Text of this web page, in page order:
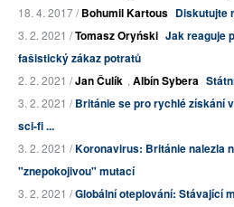
18. 4. 2017 /Bohumil Kartous Diskutujte
3. 2. 2021 /Tomasz Oryński Jak reaguje
fašistický zákaz potratů
2. 2. 2021 /Jan Čulík , Albín Sybera
3. 2. 2021 /Británie se pro rychlé získání
sci-fi ...
3. 2. 2021 /Koronavirus: Británie nalezla
"znepokojivou" mutací
3. 2. 2021 /Globální oteplování: Stávající